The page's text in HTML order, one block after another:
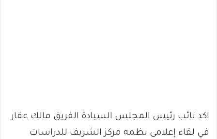
اكد نائب رئيس المجلس السيادة الفريق مالك عقار
في لقاء إعلامى نظمه مركز الشريف للدراسات